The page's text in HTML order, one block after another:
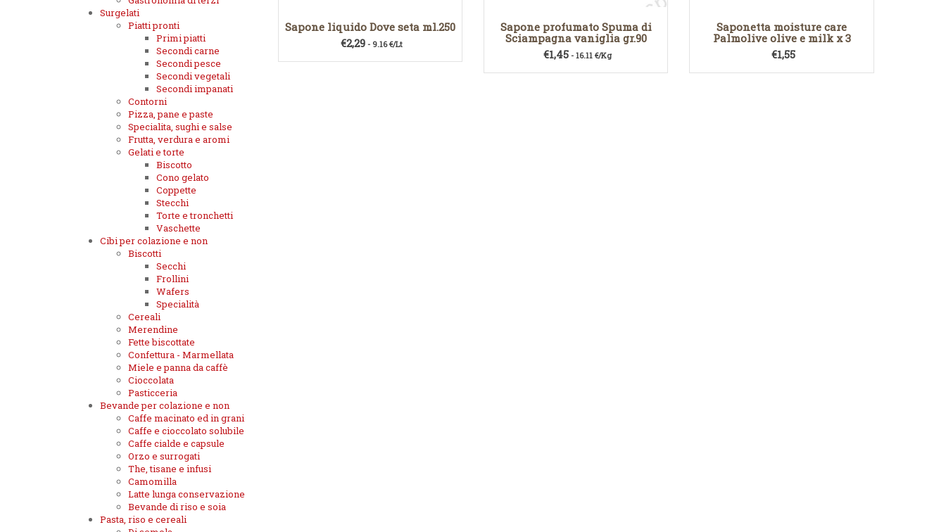
Sapone liquido Dove seta ml.250
€2,29 - 9.16 €/Lt
Sapone profumato Spuma di
Sciampagna vaniglia gr.90
€1,45 - 16.11 €/Kg
Saponetta moisture care
Palmolive olive e milk x 3
€1,55
Surgelati
Piatti pronti
Primi piatti
Secondi carne
Secondi pesce
Secondi vegetali
Secondi impanati
Contorni
Pizza, pane e paste
Specialita, sughi e salse
Frutta, verdura e aromi
Gelati e torte
Biscotto
Cono gelato
Coppette
Stecchi
Torte e tronchetti
Vaschette
Cibi per colazione e non
Biscotti
Secchi
Frollini
Wafers
Specialità
Cereali
Merendine
Fette biscottate
Confettura - Marmellata
Miele e panna da caffè
Cioccolata
Pasticceria
Bevande per colazione e non
Caffe macinato ed in grani
Caffe e cioccolato solubile
Caffe cialde e capsule
Orzo e surrogati
The, tisane e infusi
Camomilla
Latte lunga conservazione
Bevande di riso e soia
Pasta, riso e cereali